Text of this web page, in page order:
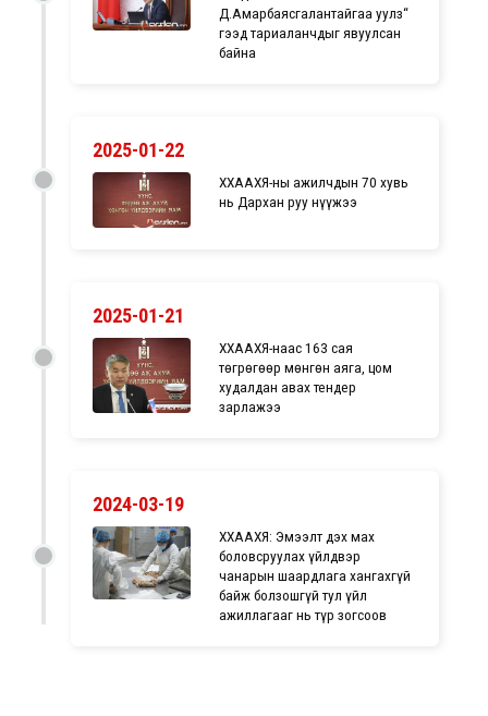
Д.Амарбаясгалантайгаа уулз“
гээд тариаланчдыг явуулсан
байна
2025-01-22
ХХААХҮЯ-ны ажилчдын 70 хувь
нь Дархан руу нүүжээ
2025-01-21
ХХААХҮЯ-наас 163 сая
төгрөгөөр мөнгөн аяга, цом
худалдан авах тендер
зарлажээ
2024-03-19
ХХААХҮЯ: Эмээлт дэх мах
боловсруулах үйлдвэр
чанарын шаардлага хангахгүй
байж болзошгүй тул үйл
ажиллагааг нь түр зогсоов